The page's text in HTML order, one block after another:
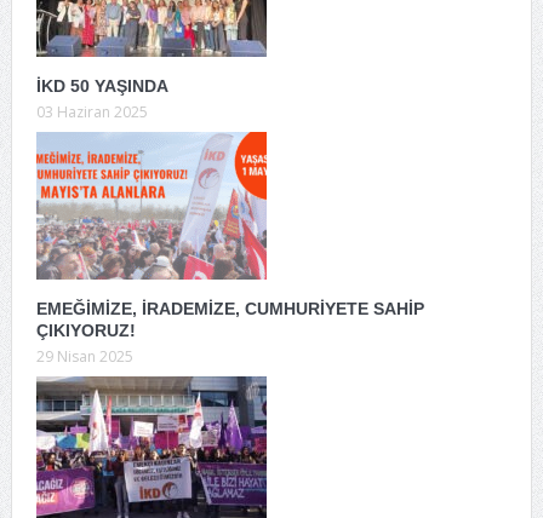
İKD 50 YAŞINDA
03 Haziran 2025
EMEĞİMİZE, İRADEMİZE, CUMHURİYETE SAHİP
ÇIKIYORUZ!
29 Nisan 2025